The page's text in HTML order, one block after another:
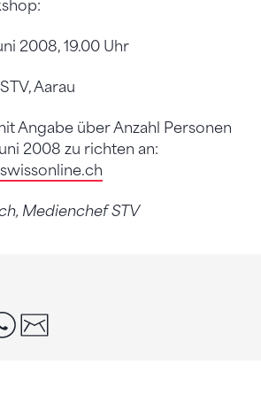
2008, 19.00 Uhr
Aarau
Angabe über Anzahl Personen
2008 zu richten an:
Medienchef STV
whatsapp